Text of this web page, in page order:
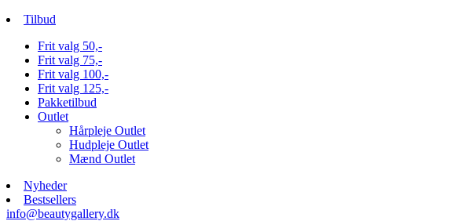
Tilbud
Frit valg 50,-
Frit valg 75,-
Frit valg 100,-
Frit valg 125,-
Pakketilbud
Outlet
Hårpleje Outlet
Hudpleje Outlet
Mænd Outlet
Nyheder
Bestsellers
info@beautygallery.dk